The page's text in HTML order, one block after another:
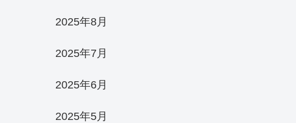
2025年8月
2025年7月
2025年6月
2025年5月